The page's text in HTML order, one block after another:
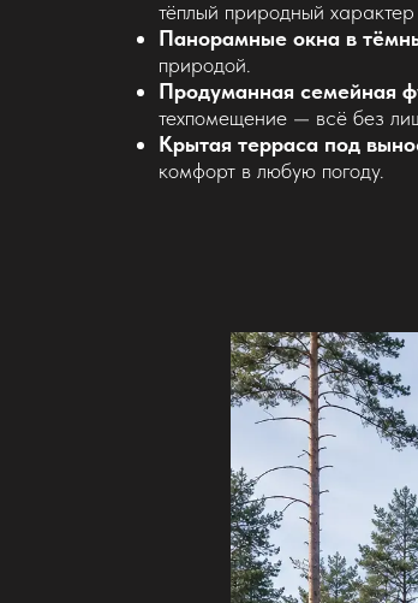
тёплый природный
Панорамные окна в
природой.
Продуманная семейная
техпомещение — всё без
Крытая терраса под
комфорт в любую погоду.